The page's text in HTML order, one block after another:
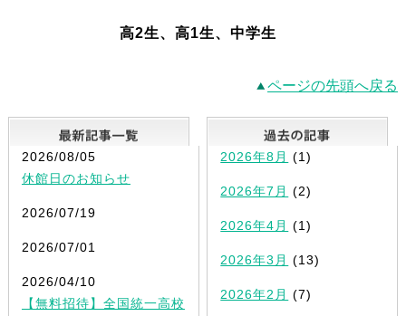
高2生、高1生、中学生
ページの先頭へ戻る
最新記事一覧
2026/08/05
休館日のお知らせ
2026/07/19
2026/07/01
2026/04/10
【無料招待】全国統一高校
2026年8月 (1)
2026年7月 (2)
2026年4月 (1)
2026年3月 (13)
2026年2月 (7)